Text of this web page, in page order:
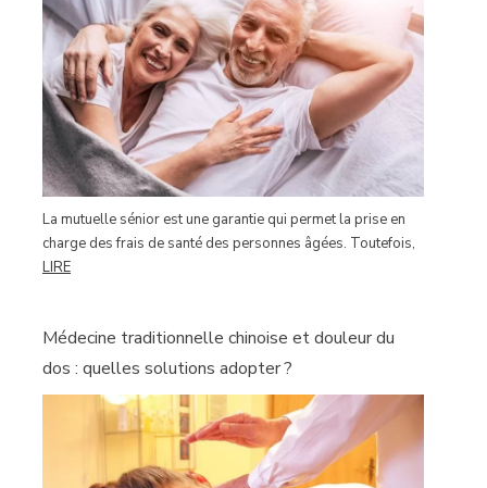
La mutuelle sénior est une garantie qui permet la prise en
charge des frais de santé des personnes âgées. Toutefois,
LIRE
Médecine traditionnelle chinoise et douleur du
dos : quelles solutions adopter ?